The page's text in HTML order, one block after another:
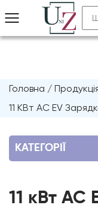
Головна /
11 КВт AC EV
КАТЕГОРІЇ
11 кВт AC